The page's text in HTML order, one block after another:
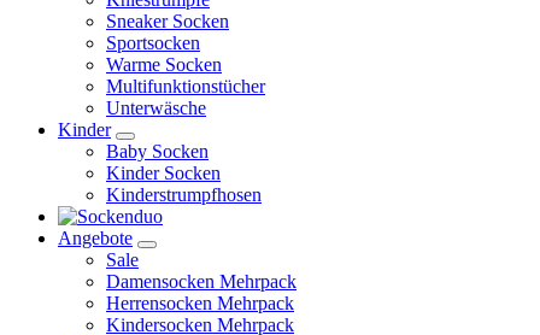
Sneaker Socken
Sportsocken
Warme Socken
Multifunktionstücher
Unterwäsche
Kinder
Baby Socken
Kinder Socken
Kinderstrumpfhosen
Angebote
Sale
Damensocken Mehrpack
Herrensocken Mehrpack
Kindersocken Mehrpack